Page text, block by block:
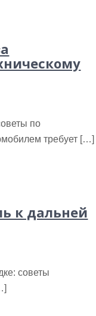
по
требует […]
к дальней
советы